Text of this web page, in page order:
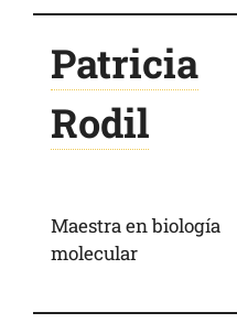
Patricia
Rodil
Maestra en biología
molecular